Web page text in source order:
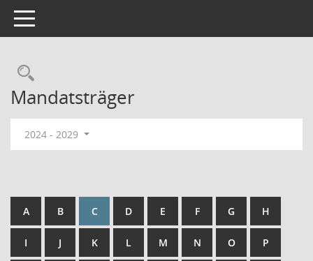
Toggle navigation
Rechercheauswahl
Mandatsträger
2024 - 2029
A B C D E F G H
I J K L M N O P